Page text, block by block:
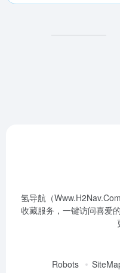
氢导航（
收藏服务，一键访问喜爱
Robots